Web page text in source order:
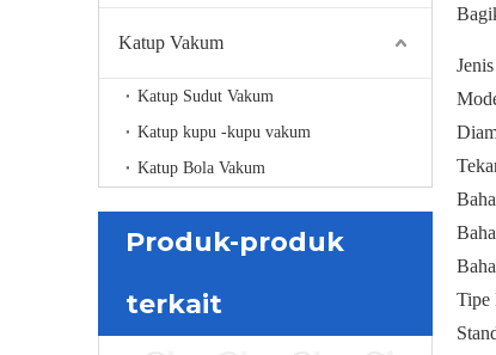
Katup Vakum
Katup Sudut Vakum
Katup kupu -kupu vakum
Katup Bola Vakum
Produk-produk
terkait
Tipe